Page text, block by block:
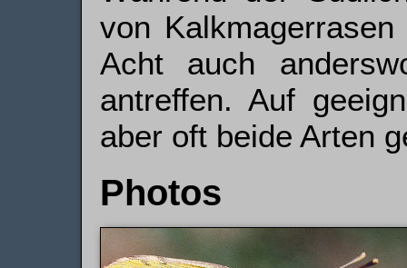
von
Acht auch
antreffen. Auf
aber oft beide Arten
Photos